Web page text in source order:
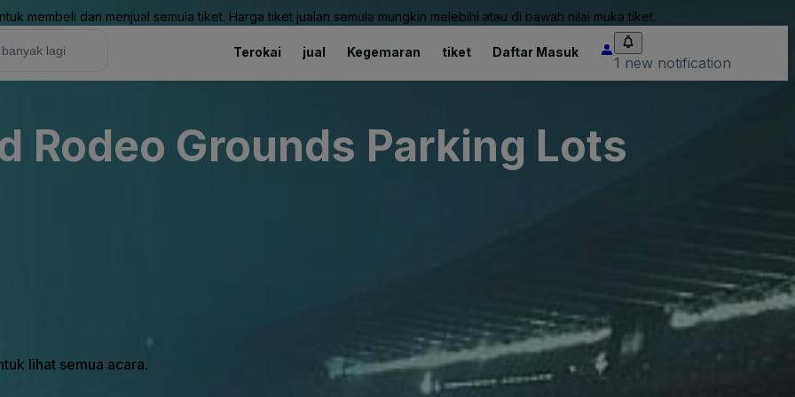
membeli dan menjual semula tiket. Harga tiket jualan semula mungkin melebihi atau di bawah nilai muka tiket.
Terokai jual Kegemaran tiket Daftar Masuk
1 new notification
Rodeo Grounds Parking Lots
lihat semua acara.